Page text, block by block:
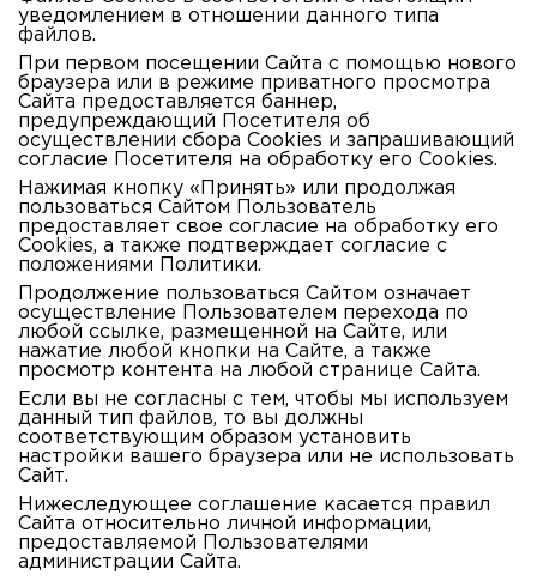
уведомлением в отношении данного типа
файлов.
При первом посещении Сайта с помощью нового
браузера или в режиме приватного просмотра
Сайта предоставляется баннер,
предупреждающий Посетителя об
осуществлении сбора Сookies и запрашивающий
согласие Посетителя на обработку его Сookies.
Нажимая кнопку «Принять» или продолжая
пользоваться Сайтом Пользователь
предоставляет свое согласие на обработку его
Сookies, а также подтверждает согласие с
положениями Политики.
Продолжение пользоваться Сайтом означает
осуществление Пользователем перехода по
любой ссылке, размещенной на Сайте, или
нажатие любой кнопки на Сайте, а также
просмотр контента на любой странице Сайта.
Если вы не согласны с тем, чтобы мы используем
данный тип файлов, то вы должны
соответствующим образом установить
настройки вашего браузера или не использовать
Сайт.
Нижеследующее соглашение касается правил
Сайта относительно личной информации,
предоставляемой Пользователями
администрации Сайта.